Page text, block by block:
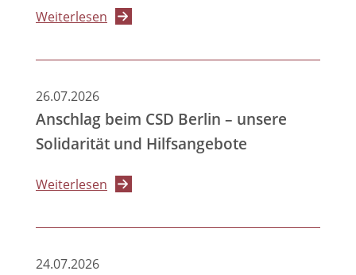
Weiterlesen über
durch
auf
Rekordniveau
BPtK
26.07.2026
Anschlag beim CSD Berlin – unsere
Solidarität und Hilfsangebote
Weiterlesen über
beim
24.07.2026